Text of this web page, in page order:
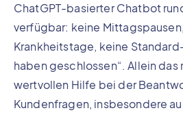
ChatGPT-basierter Chatbot
verfügbar: keine
Krankheitstage, keine
haben geschlossen“. Allein das
wertvollen Hilfe bei der
Kundenfragen, insbesondere